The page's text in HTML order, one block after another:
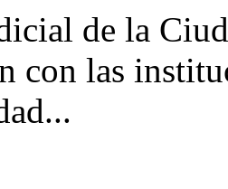
de la
con las